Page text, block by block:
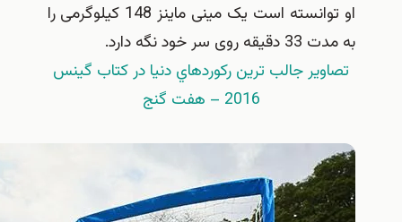
او توانسته است یک مینی ماینز 148 کیلوگرمی را
جالب ترين ركوردهاي دنيا در كتاب گينس